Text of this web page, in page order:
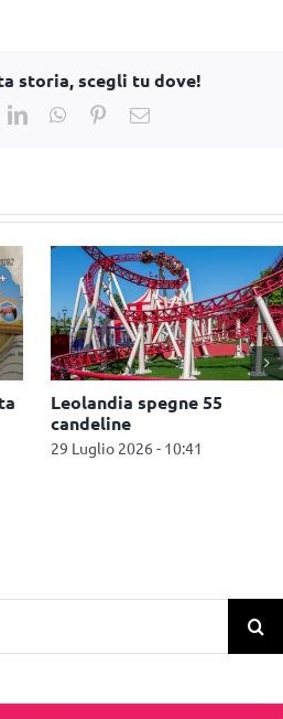
storia, scegli tu dove!
LinkedInWhatsApp
PinterestEmail
Spielwarenmesse 2027
amplia l’offerta con i
Manufacturing Services